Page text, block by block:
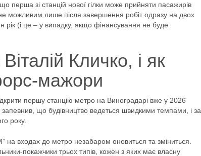
перша зі станцій нової гілки може прийняти пасажирів
можливим лише після завершення робіт одразу на двох
рік (і це – у випадку, якщо фінансування не буде
Кличко, і як
мажори
першу станцію метро на Виноградарі вже у 2026
запевнив, що будівництво ведеться швидкими темпами, і за
року.
входах до метро незабаром оновиться та зміниться.
покажчики трьох типів, кожен з яких має власну